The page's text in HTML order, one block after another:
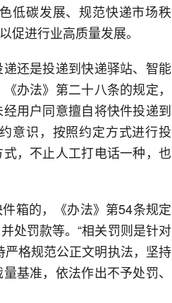
低碳发展、规范快递市场秩
促进行业高质量发展。
还是投递到快递驿站、智能
办法》第二十八条的规定，
用户同意擅自将快件投递到
意识，按照约定方式进行投
，不止人工打电话一种，也
箱的，《办法》第54条规定
处罚款等。“相关罚则是针对
格规范公正文明执法，坚持
基准，依法作出不予处罚、